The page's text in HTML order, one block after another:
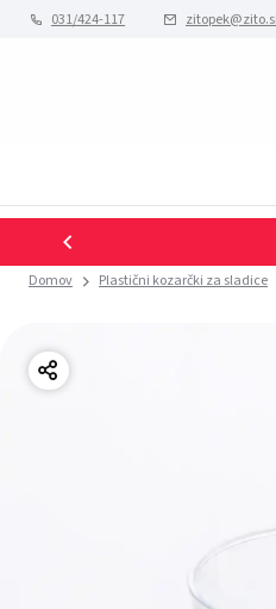
031/424-117 zitopek@zito.si
Domov Plastični kozarčki za sladice